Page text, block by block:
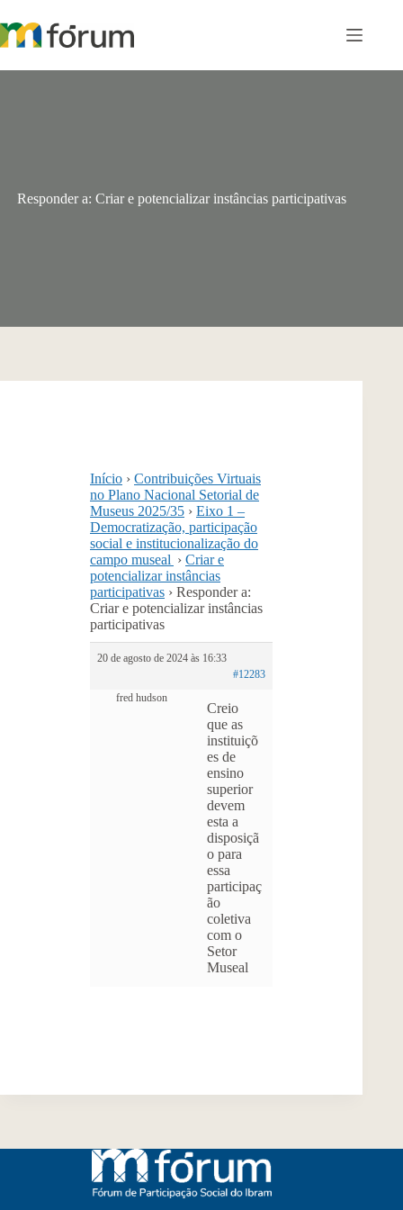
para
o
Responder a: Criar e potencializar instâncias participativas
Início › Contribuições Virtuais
no Plano Nacional Setorial de
Museus 2025/35 › Eixo 1 –
Democratização, participação
social e institucionalização do
campo museal › Criar e
potencializar instâncias
participativas › Responder a:
Criar e potencializar instâncias
participativas
20 de agosto de 2024 às 16:33
#12283
fred hudson
Creio
que as
instituiçõ
es de
ensino
superior
devem
esta a
disposiçã
o para
essa
participaç
ão
coletiva
com o
Setor
Museal